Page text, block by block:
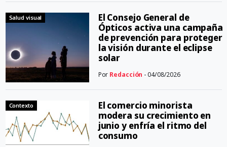
Salud visual
El Consejo General de
Ópticos activa una campaña
de prevención para proteger
la visión durante el eclipse
solar
Por Redacción - 04/08/2026
Contexto
El comercio minorista
modera su crecimiento en
junio y enfría el ritmo del
consumo